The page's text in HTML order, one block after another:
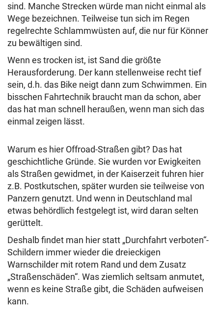
sind. Manche Strecken würde man nicht einmal als
Wege bezeichnen. Teilweise tun sich im Regen
regelrechte Schlammwüsten auf, die nur für Könner
zu bewältigen sind.
Wenn es trocken ist, ist Sand die größte
Herausforderung. Der kann stellenweise recht tief
sein, d.h. das Bike neigt dann zum Schwimmen. Ein
bisschen Fahrtechnik braucht man da schon, aber
das hat man schnell heraußen, wenn man sich das
einmal zeigen lässt.
Warum es hier Offroad-Straßen gibt? Das hat
geschichtliche Gründe. Sie wurden vor Ewigkeiten
als Straßen gewidmet, in der Kaiserzeit fuhren hier
z.B. Postkutschen, später wurden sie teilweise von
Panzern genutzt. Und wenn in Deutschland mal
etwas behördlich festgelegt ist, wird daran selten
gerüttelt.
Deshalb findet man hier statt „Durchfahrt verboten“-
Schildern immer wieder die dreieckigen
Warnschilder mit rotem Rand und dem Zusatz
„Straßenschäden“. Was ziemlich seltsam anmutet,
wenn es keine Straße gibt, die Schäden aufweisen
kann.